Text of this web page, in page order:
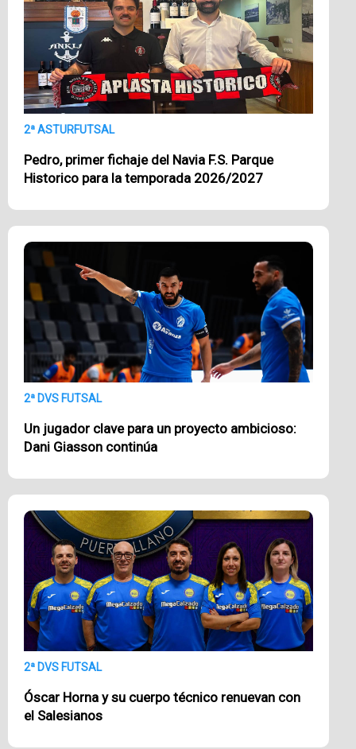
2ª ASTURFUTSAL
Pedro, primer fichaje del Navia F.S. Parque
Historico para la temporada 2026/2027
2ª DVS FUTSAL
Un jugador clave para un proyecto ambicioso:
Dani Giasson continúa
2ª DVS FUTSAL
Óscar Horna y su cuerpo técnico renuevan con
el Salesianos